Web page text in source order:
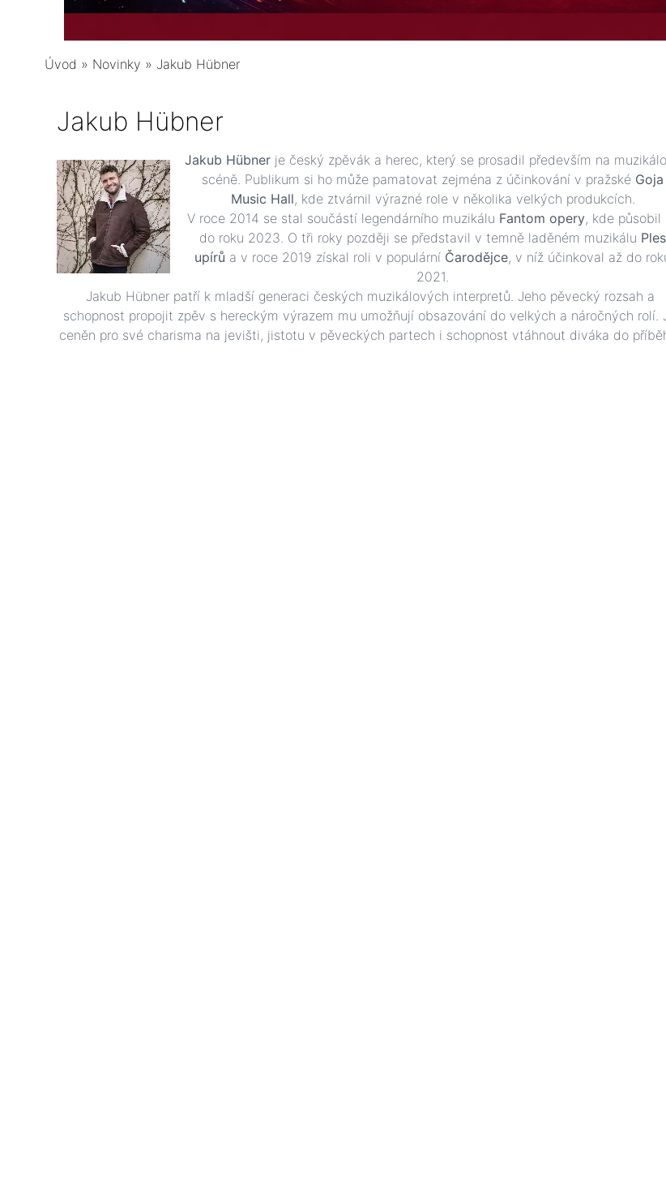
Úvod » Novinky » Jakub Hübner
Jakub Hübner
Jakub Hübnerje český zpěvák a herec, který se prosadil především na
scéně. Publikum si ho může pamatovat zejména z účinkování v pražské Goja
Music Hall, kde ztvárnil výrazné role v několika velkých produkcích.
V roce 2014 se stal součástí legendárního muzikálu Fantom opery, kde působil
do roku 2023. O tři roky později se představil v temně laděném muzikálu Ples
upírů a v roce 2019 získal roli v populární Čarodějce, v níž účinkoval až do
2021.
Jakub Hübner patří k mladší generaci českých muzikálových interpretů. Jeho pěvecký rozsah a
schopnost propojit zpěv s hereckým výrazem mu umožňují obsazování do velkých a náročných rolí.
ceněn pro své charisma na jevišti, jistotu v pěveckých partech i schopnost vtáhnout diváka do